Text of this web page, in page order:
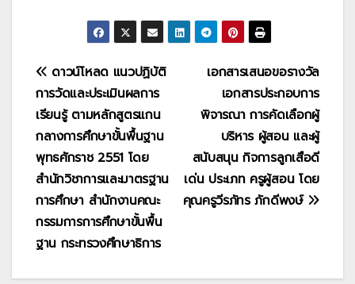
แนะแนว
เรื่อง
เอกสารเสนอขอรางวัล
เอกสารประกอบการ
พิจารณา การคัดเลือกผู้
บริหาร ผู้สอน และผู้
สนับสนุน กิจการลูกเสือดี
เด่น ประเภท ครูผู้สอน โดย
คุณครูวีรภัทร ภักดีพงษ์
ดาวน์โหลด แนวปฏิบัติ
การวัดและประเมินผลการ
เรียนรู้ ตามหลักสูตรแกน
กลางการศึกษาขั้นพื้นฐาน
พุทธศักราช 2551 โดย
สำนักวิชาการและมาตรฐาน
การศึกษา สำนักงานคณะ
กรรมการการศึกษาขั้นพื้น
ฐาน กระทรวงศึกษาธิการ